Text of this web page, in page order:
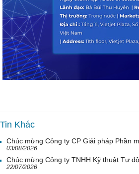
Tin Khác
Chúc mừng Công ty CP Giải pháp Phần
03/08/2026
Chúc mừng Công ty TNHH Kỹ thuật Tự
22/07/2026